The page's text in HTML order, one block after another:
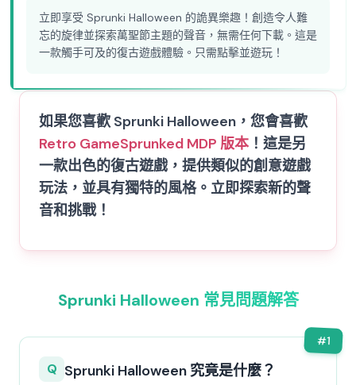
立即享受 Sprunki Halloween 的詭異樂趣！創造令人難
忘的旋律並探索萬聖節主題的聲音，無需任何下載。這是
一款觸手可及的復古遊戲體驗。只需點擊並遊玩！
如果您喜歡 Sprunki Halloween，您會喜歡
Retro GameSprunked MDP 版本 ！這是另
一款出色的復古遊戲，提供類似的創意遊戲
玩法，並具有獨特的風格。立即探索新的聲
音和挑戰！
Sprunki Halloween 常見問題解答
#1
Q Sprunki Halloween 究竟是什麼？